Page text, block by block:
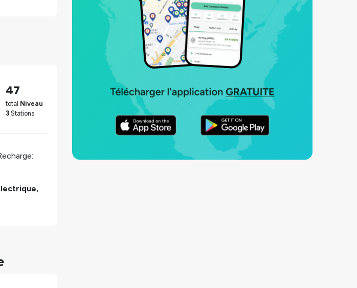
47
total Niveau
3 Stations